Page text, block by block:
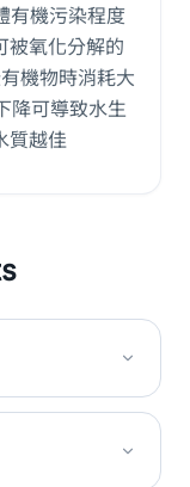
有機污染程度
被氧化分解的
機物時消耗大
降可導致水生
質越佳